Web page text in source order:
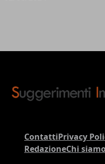
ContattiPrivacy
RedazioneChi